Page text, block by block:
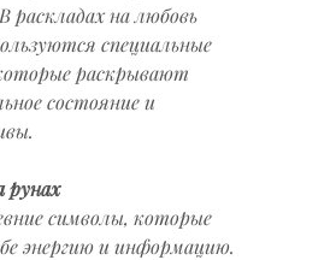
раскладах на любовь
специальные
раскрывают
состояние и
рунах
символы, которые
энергию и информацию.